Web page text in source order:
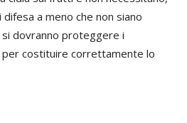
a meno che non siano
si dovranno proteggere i
costituire correttamente lo